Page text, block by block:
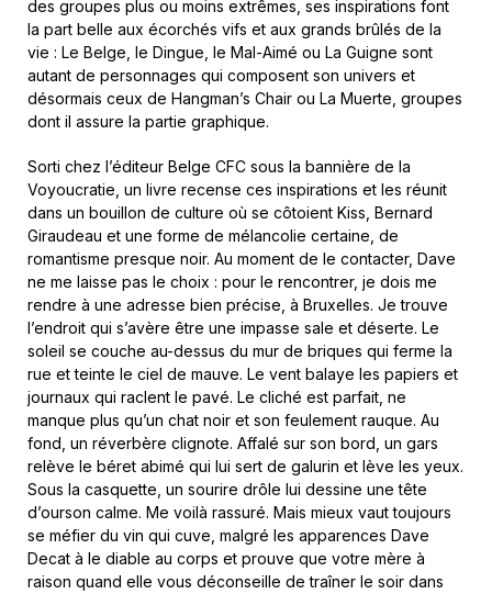
des groupes plus ou moins extrêmes, ses inspirations font
la part belle aux écorchés vifs et aux grands brûlés de la
vie : Le Belge, le Dingue, le Mal-Aimé ou La Guigne sont
autant de personnages qui composent son univers et
désormais ceux de Hangman’s Chair ou La Muerte, groupes
dont il assure la partie graphique.
Sorti chez l’éditeur Belge CFC sous la bannière de la
Voyoucratie, un livre recense ces inspirations et les réunit
dans un bouillon de culture où se côtoient Kiss, Bernard
Giraudeau et une forme de mélancolie certaine, de
romantisme presque noir. Au moment de le contacter, Dave
ne me laisse pas le choix : pour le rencontrer, je dois me
rendre à une adresse bien précise, à Bruxelles. Je trouve
l’endroit qui s’avère être une impasse sale et déserte. Le
soleil se couche au-dessus du mur de briques qui ferme la
rue et teinte le ciel de mauve. Le vent balaye les papiers et
journaux qui raclent le pavé. Le cliché est parfait, ne
manque plus qu’un chat noir et son feulement rauque. Au
fond, un réverbère clignote. Affalé sur son bord, un gars
relève le béret abimé qui lui sert de galurin et lève les yeux.
Sous la casquette, un sourire drôle lui dessine une tête
d’ourson calme. Me voilà rassuré. Mais mieux vaut toujours
se méfier du vin qui cuve, malgré les apparences Dave
Decat à le diable au corps et prouve que votre mère à
raison quand elle vous déconseille de traîner le soir dans